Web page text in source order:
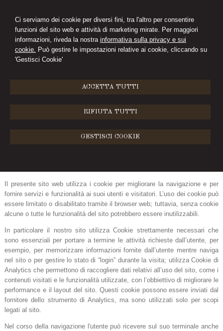
Ci serviamo dei cookie per diversi fini, tra l'altro per consentire
funzioni del sito web e attività di marketing mirate. Per maggiori
informazioni, riveda la nostra informativa sulla privacy e sui
cookie. Può gestire le impostazioni relative ai cookie, cliccando su
'Gestisci Cookie'
ACCETTA TUTTI
RIFIUTA TUTTI
GESTISCI COOKIE
CIMINI&FERRARI
STUDIO LEGALE
è un file di testo che viene memorizzato su computer, tablet,
Il presente sito web utilizza i cookie per migliorare la navigazione e per
fornire servizi e funzionalità ai suoi utenti e visitatori. L’uso dei cookie può
essere limitato o disabilitato tramite il browser web; tuttavia, senza cookie
alcune o tutte le funzionalità del sito potrebbero essere inutilizzabili.
In particolare il nostro sito utilizza Cookie strettamente necessari che
sono essenziali per portare a termine le attività richieste dall’utente, per
esempio, per memorizzare informazioni fornite dall’utente mentre naviga
nel sito o per gestire lo stato di “login” durante la visita; utilizza Cookie di
Analytics che permettono di raccogliere dati relativi all’uso del sito, come i
contenuti visitati e le funzionalità utilizzate, con l’obbiettivo di migliorare le
performance e il layout del sito. Questi cookie possono essere inviati dal
fornitore dello strumento di Analytics, ma sono utilizzati solo per scopi
legati al sito.
Nel corso della navigazione l'utente può ricevere sul suo terminale anche